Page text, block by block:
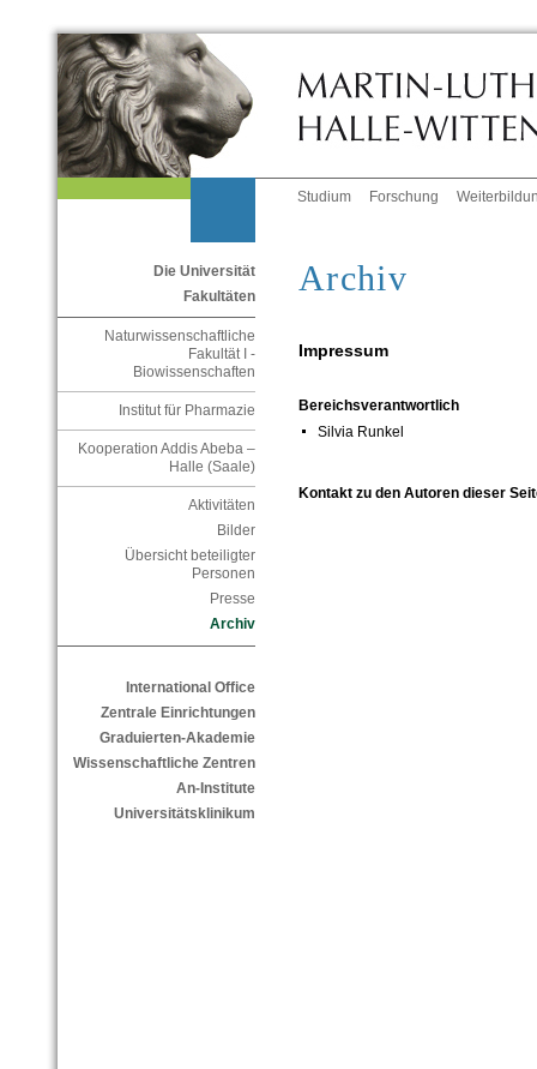
Studium Forschung
Die Universität
Fakultäten
Naturwissenschaftliche
Fakultät I -
Biowissenschaften
Institut für Pharmazie
Kooperation Addis Abeba –
Halle (Saale)
Aktivitäten
Bilder
Übersicht beteiligter
Personen
Presse
Archiv
International Office
Zentrale Einrichtungen
Graduierten-Akademie
Wissenschaftliche Zentren
An-Institute
Universitätsklinikum
Archiv
Impressum
Bereichsverantwortlich
Silvia Runkel
Kontakt zu den Autoren dieser